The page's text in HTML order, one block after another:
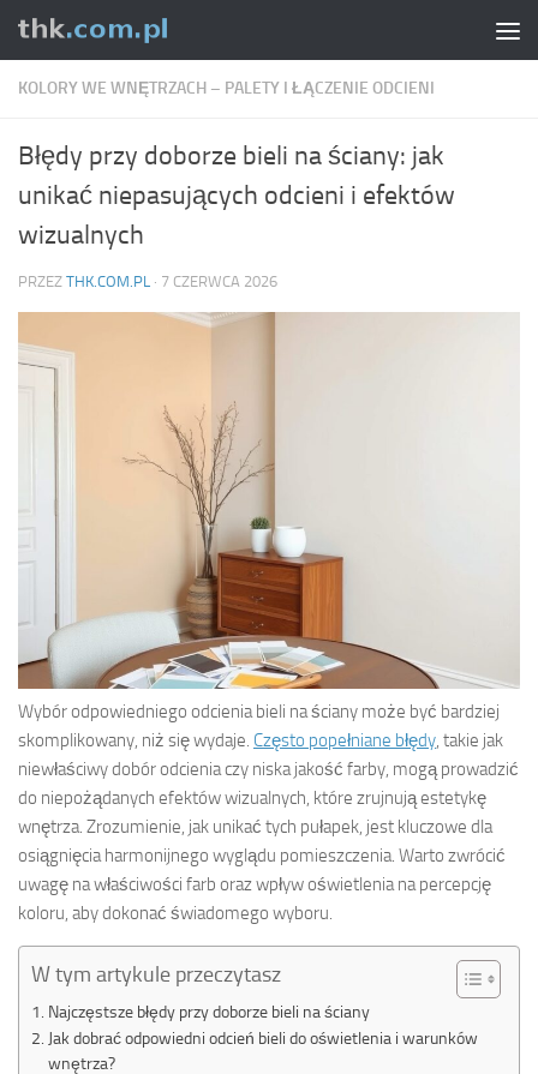
Skip to content
KOLORY WE WNĘTRZACH – PALETY I ŁĄCZENIE ODCIENI
Błędy przy doborze bieli na ściany: jak
unikać niepasujących odcieni i efektów
wizualnych
PRZEZ THK.COM.PL · 7 CZERWCA 2026
Wybór odpowiedniego odcienia bieli na ściany może być bardziej
skomplikowany, niż się wydaje. Często popełniane błędy , takie jak
niewłaściwy dobór odcienia czy niska jakość farby, mogą prowadzić
do niepożądanych efektów wizualnych, które zrujnują estetykę
wnętrza. Zrozumienie, jak unikać tych pułapek, jest kluczowe dla
osiągnięcia harmonijnego wyglądu pomieszczenia. Warto zwrócić
uwagę na właściwości farb oraz wpływ oświetlenia na percepcję
koloru, aby dokonać świadomego wyboru.
W tym artykule przeczytasz
Najczęstsze błędy przy doborze bieli na ściany
Jak dobrać odpowiedni odcień bieli do oświetlenia i warunków
wnętrza?